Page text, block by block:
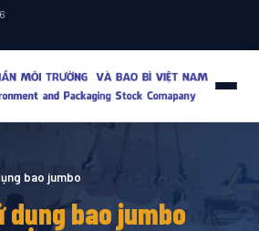
bao jumbo
dụng bao jumbo